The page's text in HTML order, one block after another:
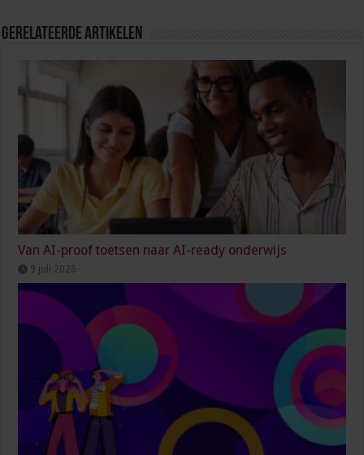
Gerelateerde Artikelen
Van AI-proof toetsen naar AI-ready onderwijs
9 juli 2026